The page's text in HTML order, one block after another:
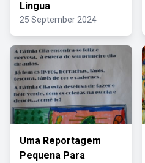
Lingua
25 September 2024
Uma Reportagem
Pequena Para